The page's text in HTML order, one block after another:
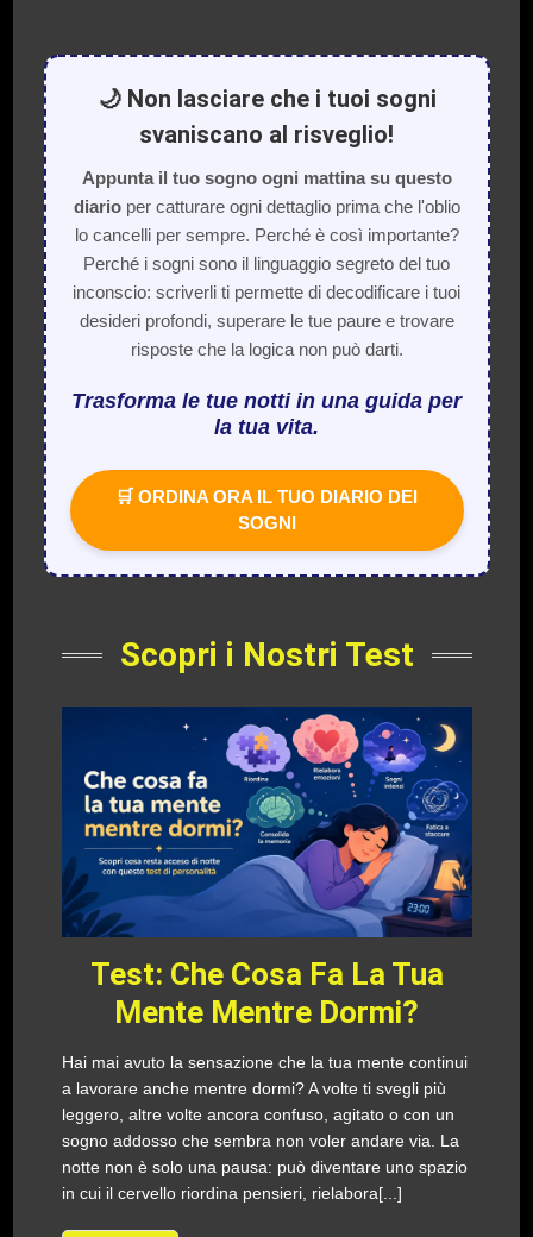
🌙 Non lasciare che i tuoi sogni
svaniscano al risveglio!
Appunta il tuo sogno ogni mattina su questo
diarioper catturare ogni dettaglio prima che l'oblio
lo cancelli per sempre. Perché è così importante?
Perché i sogni sono il linguaggio segreto del tuo
inconscio: scriverli ti permette di decodificare i tuoi
desideri profondi, superare le tue paure e trovare
risposte che la logica non può darti.
Trasforma le tue notti in una guida per
la tua vita.
🛒 ORDINA ORA IL TUO DIARIO DEI
SOGNI
Scopri i Nostri Test
Test: Che Cosa Fa La Tua
Mente Mentre Dormi?
Hai mai avuto la sensazione che la tua mente continui
a lavorare anche mentre dormi? A volte ti svegli più
leggero, altre volte ancora confuso, agitato o con un
sogno addosso che sembra non voler andare via. La
notte non è solo una pausa: può diventare uno spazio
in cui il cervello riordina pensieri, rielabora[...]